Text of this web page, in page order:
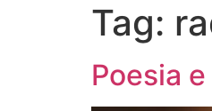
Tag:
Poesia